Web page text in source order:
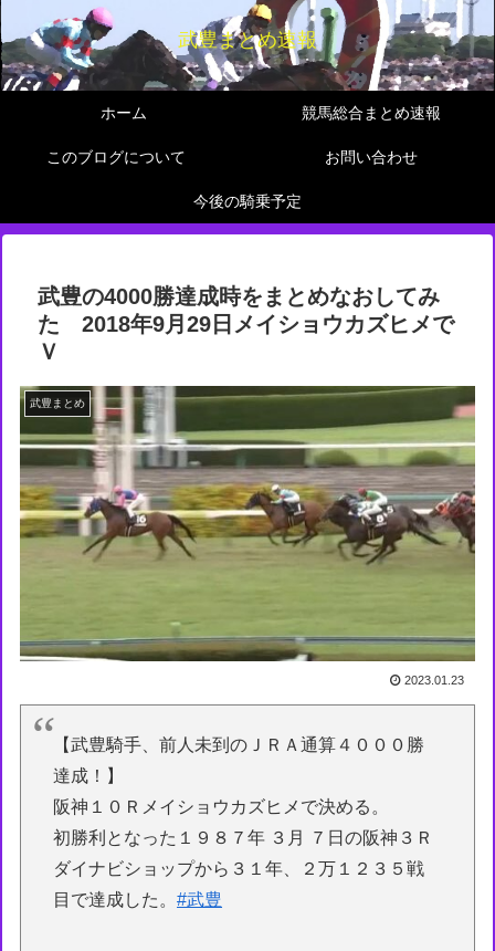
武豊まとめ速報
ホーム 競馬総合まとめ速報
このブログについて お問い合わせ
今後の騎乗予定
武豊の4000勝達成時をまとめなおしてみ
た 2018年9月29日メイショウカズヒメで
Ｖ
武豊まとめ
2023.01.23
【武豊騎手、前人未到のＪＲＡ通算４０００勝
達成！】
阪神１０Ｒメイショウカズヒメで決める。
初勝利となった１９８７年 ３月 ７日の阪神３Ｒ
ダイナビショップから３１年、２万１２３５戦
目で達成した。#武豊